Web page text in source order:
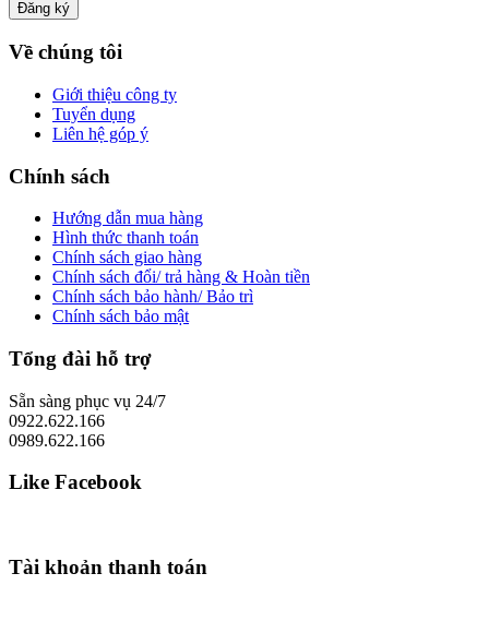
Về chúng tôi
Giới thiệu công ty
Tuyển dụng
Liên hệ góp ý
Chính sách
Hướng dẫn mua hàng
Hình thức thanh toán
Chính sách giao hàng
Chính sách đổi/ trả hàng & Hoàn tiền
Chính sách bảo hành/ Bảo trì
Chính sách bảo mật
Tổng đài hỗ trợ
Sẵn sàng phục vụ 24/7
0922.622.166
0989.622.166
Like Facebook
Tài khoản thanh toán